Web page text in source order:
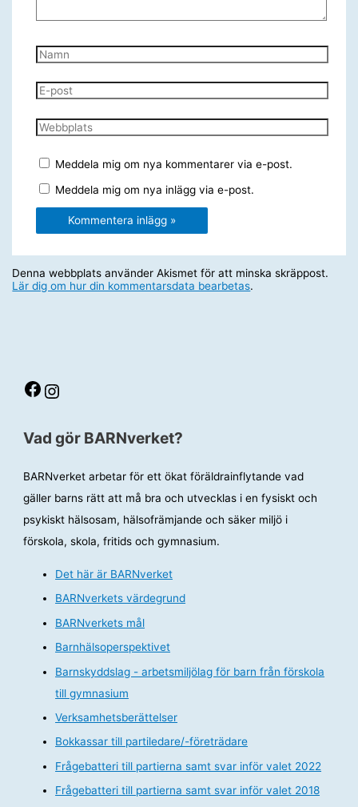
Namn
E-
post
Webbplats
Meddela mig om nya kommentarer via e-post.
Meddela mig om nya inlägg via e-post.
Denna webbplats använder Akismet för att minska skräppost.
Lär dig om hur din kommentarsdata bearbetas.
Facebook Instagram
Vad gör BARNverket?
BARNverket arbetar för ett ökat föräldrainflytande vad
gäller barns rätt att må bra och utvecklas i en fysiskt och
psykiskt hälsosam, hälsofrämjande och säker miljö i
förskola, skola, fritids och gymnasium.
Det här är BARNverket
BARNverkets värdegrund
BARNverkets mål
Barnhälsoperspektivet
Barnskyddslag - arbetsmiljölag för barn från förskola
till gymnasium
Verksamhetsberättelser
Bokkassar till partiledare/-företrädare
Frågebatteri till partierna samt svar inför valet 2022
Frågebatteri till partierna samt svar inför valet 2018